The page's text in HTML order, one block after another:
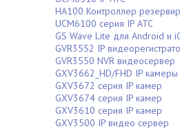
HA100 Контроллер
UCM6100 серия IP АТС
GS Wave Lite для Android и
GVR3552 IP
GVR3550 NVR видеосервер
GXV3662_HD/FHD IP камеры
GXV3672 серия IP камер
GXV3674 серия IP камер
GXV3610 серия IP камер
GXV3500 IP видео сервер